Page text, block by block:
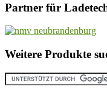
Partner für
Weitere Produkte